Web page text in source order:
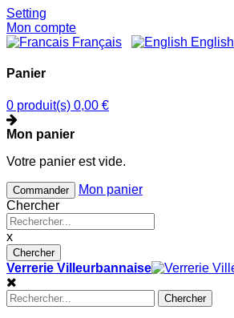
Setting
Mon compte
Français
English
Panier
0 produit(s) 0,00 €
Mon panier
Votre panier est vide.
Commander
Mon panier
Chercher
x
Chercher
Verrerie Villeurbannaise
Chercher